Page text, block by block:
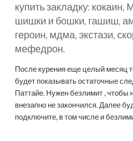
купить закладку: кокаин,
шишки и бошки, гашиш,
героин, мдма, экстази,
мефедрон.
После курения еще целый месяц
будет показывать остаточные
Паттайе. Нужен безлимит , чтобы
внезапно не закончился. Далее
подключите, в том числе и